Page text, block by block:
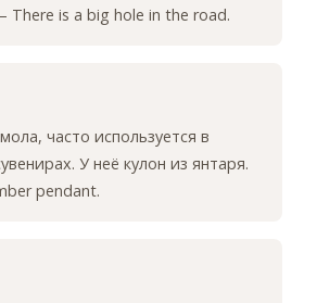
is a big hole in the road.
часто используется в
У неё кулон из янтаря.
pendant.